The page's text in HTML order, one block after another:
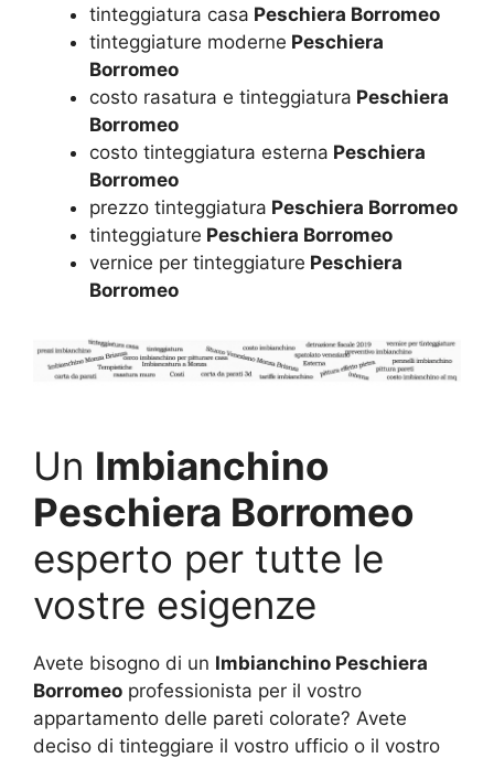
tinteggiatura casa Peschiera Borromeo
tinteggiature moderne Peschiera
Borromeo
costo rasatura e tinteggiatura Peschiera
Borromeo
costo tinteggiatura esterna Peschiera
Borromeo
prezzo tinteggiatura Peschiera Borromeo
tinteggiature Peschiera Borromeo
vernice per tinteggiature Peschiera
Borromeo
Un Imbianchino
Peschiera Borromeo
esperto per tutte le
vostre esigenze
Avete bisogno di un Imbianchino Peschiera
Borromeo professionista per il vostro
appartamento delle pareti colorate? Avete
deciso di tinteggiare il vostro ufficio o il vostro